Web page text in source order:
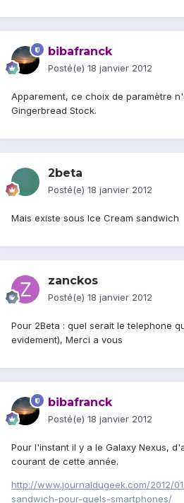
bibafranck
Posté(e) 18 janvier 2012
Apparement, ce choix de paramètre
Gingerbread Stock.
2beta
Posté(e) 18 janvier 2012
Mais existe sous Ice Cream sandwich
zanckos
Posté(e) 18 janvier 2012
Pour 2Beta : quel serait le telephone
evidement), Merci a vous
bibafranck
Posté(e) 18 janvier 2012
Pour l'instant il y a le Galaxy Nexus,
courant de cette année.
http://www.journaldugeek.com/2012/
sandwich-pour-quels-smartphones/